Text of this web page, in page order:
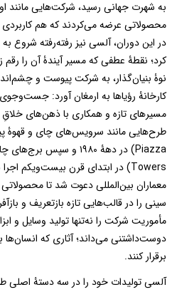
به شهرت جهانی رسید، شرکت‌هایی مانند
محصولاتی عرضه می‌کردند که هم کاربردی
در این دوران، آلسی نیز رفته‌رفته شروع
کرد؛ نقطۀ عطفی که مسیر آیندۀ آن را رقم
نوۀ بنیان‌گذار، به شرکت پیوست و
کارخانۀ رؤیاها به ارمغان آورد:
مسیرهای تازه و همکاری با ذهن‌های خلاقِ
طرح‌هایی مانند سرویس‌های چای و قهوۀ
Piazza
)در دهۀ ۱۹۸۰ و سپس برج‌های
Towers
)در ابتدای قرن بیست‌ویکم اجرا
معماران بین‌المللی دعوت شد تا
سینی را در قالب‌هایی تازه بازتعریف و
مأموریت شرکت را نه‌تنها تولید وسایل و
دوست‌داشتنی می‌داند؛ آثاری که انسان‌ها
برقرار کنند.
آلسی تولیدات خود را در سه دستۀ اصلی